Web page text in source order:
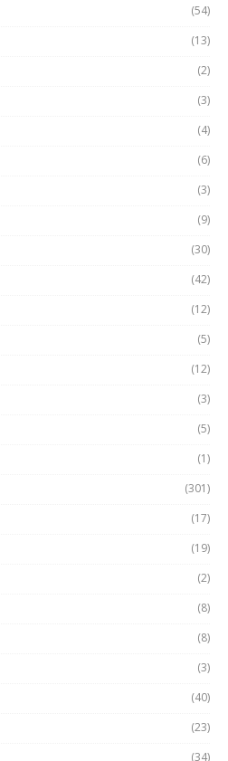
(54)
(13)
(2)
(3)
(4)
(6)
(3)
(9)
(30)
(42)
(12)
(5)
(12)
(3)
(5)
(1)
(301)
(17)
(19)
(2)
(8)
(8)
(3)
(40)
(23)
(34)